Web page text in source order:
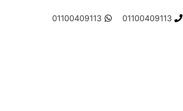
01100409113
01100409113